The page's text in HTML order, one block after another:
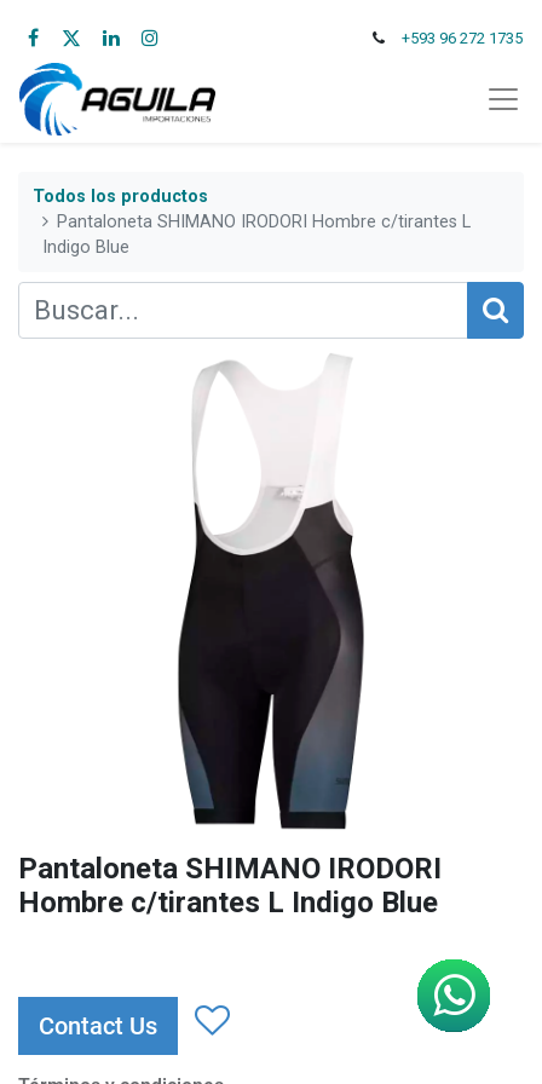
+593 96 272 1735
Todos los productos
Pantaloneta SHIMANO IRODORI Hombre c/tirantes L
Indigo Blue
Pantaloneta SHIMANO IRODORI
Hombre c/tirantes L Indigo Blue
Contact Us